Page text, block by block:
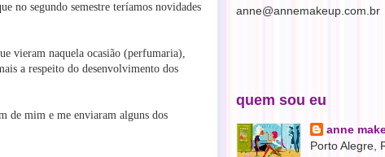
no segundo semestre teríamos novidades
vieram naquela ocasião (perfumaria),
a respeito do desenvolvimento dos
de mim e me enviaram alguns dos
anne@annemakeup.com.br
quem sou eu
anne
Porto Alegre,